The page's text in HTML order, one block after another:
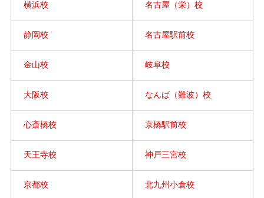
横浜校 名古屋（栄）校
静岡校 名古屋駅前校
金山校 岐阜校
大阪校 なんば（難波）校
心斎橋校 京橋駅前校
天王寺校 神戸三宮校
京都校 北九州小倉校